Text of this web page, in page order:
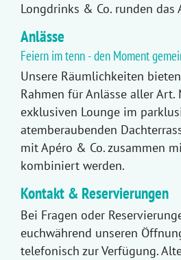
Longdrinks & Co. runden das
Anlässe
Feiern im tenn - den Moment
Unsere Räumlichkeiten
Rahmen für Anlässe aller Art.
exklusiven Lounge im
atemberaubenden
mit Apéro & Co. zusammen
kombiniert werden.
Kontakt & Reservierungen
Bei Fragen oder
euchwährend unseren
telefonisch zur Verfügung.